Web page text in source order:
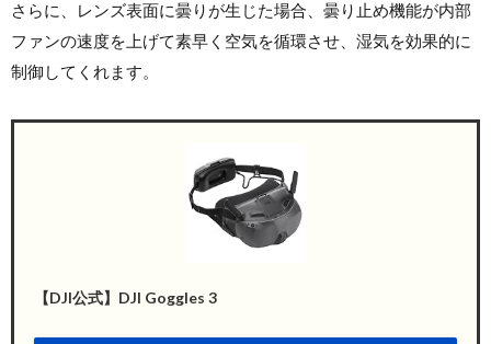
さらに、レンズ表面に曇りが生じた場合、曇り止め機能が内部
ファンの速度を上げて素早く空気を循環させ、湿気を効果的に
制御してくれます。
【DJI公式】DJI Goggles 3